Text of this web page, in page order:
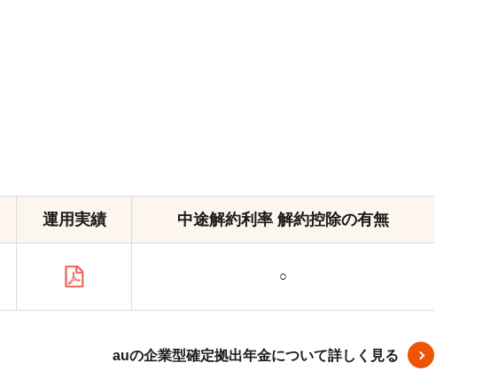
運用実績 中途解約利率 解約控除の有無
○
auの企業型確定拠出年金について詳しく見る